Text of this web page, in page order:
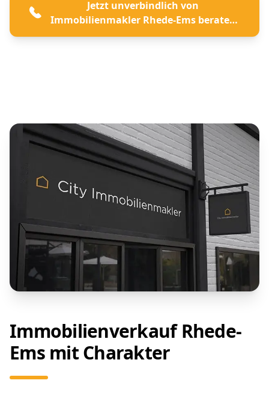
Jetzt unverbindlich von
Immobilienmakler Rhede-Ems beraten
lassen
Immobilienverkauf Rhede-
Ems mit Charakter